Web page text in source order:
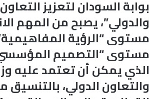
بوابة السودان لتعزيز
والدولي”، يصبح من المهم
مستوى “الرؤية
مستوى “التصميم
الذي يمكن أن تعتمد عليه
والتعاون الدولي، بالتنسيق